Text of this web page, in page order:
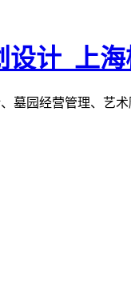
墓园经营管理、艺